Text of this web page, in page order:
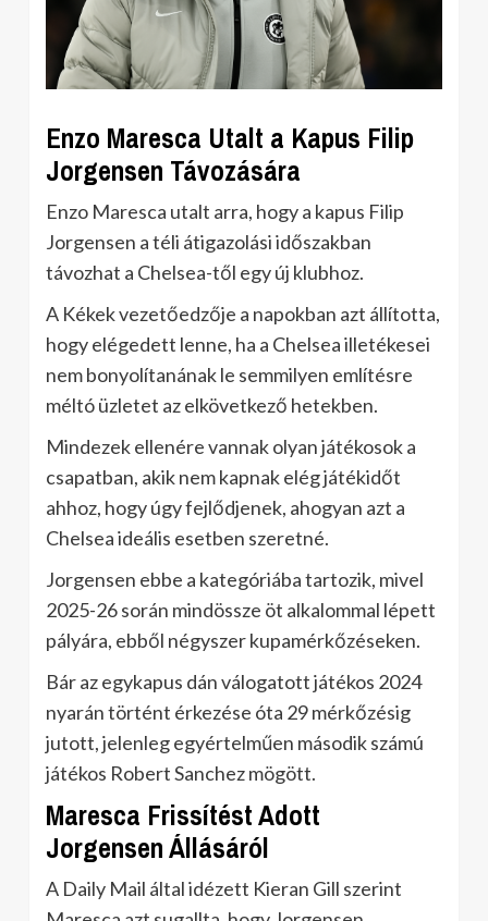
Enzo Maresca Utalt a Kapus Filip
Jorgensen Távozására
Enzo Maresca utalt arra, hogy a kapus Filip
Jorgensen a téli átigazolási időszakban
távozhat a Chelsea-től egy új klubhoz.
A Kékek vezetőedzője a napokban azt állította,
hogy elégedett lenne, ha a Chelsea illetékesei
nem bonyolítanának le semmilyen említésre
méltó üzletet az elkövetkező hetekben.
Mindezek ellenére vannak olyan játékosok a
csapatban, akik nem kapnak elég játékidőt
ahhoz, hogy úgy fejlődjenek, ahogyan azt a
Chelsea ideális esetben szeretné.
Jorgensen ebbe a kategóriába tartozik, mivel
2025-26 során mindössze öt alkalommal lépett
pályára, ebből négyszer kupamérkőzéseken.
Bár az egykapus dán válogatott játékos 2024
nyarán történt érkezése óta 29 mérkőzésig
jutott, jelenleg egyértelműen második számú
játékos Robert Sanchez mögött.
Maresca Frissítést Adott
Jorgensen Állásáról
A Daily Mail által idézett Kieran Gill szerint